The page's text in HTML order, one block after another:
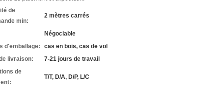
de
min:
2 mètres carrés
Négociable
d'emballage:
cas en bois, cas de vol
livraison:
7-21 jours de travail
de
T/T, D/A, D/P, L/C